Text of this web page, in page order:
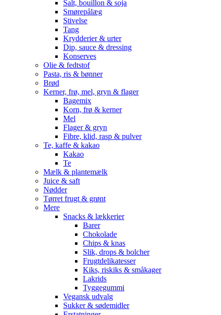
Salt, bouillon & soja
Smørepålæg
Stivelse
Tang
Krydderier & urter
Dip, sauce & dressing
Konserves
Olie & fedtstof
Pasta, ris & bønner
Brød
Kerner, frø, mel, gryn & flager
Bagemix
Korn, frø & kerner
Mel
Flager & gryn
Fibre, klid, rasp & pulver
Te, kaffe & kakao
Kakao
Te
Mælk & plantemælk
Juice & saft
Nødder
Tørret frugt & grønt
Mere
Snacks & lækkerier
Barer
Chokolade
Chips & knas
Slik, drops & bolcher
Frugtdelikatesser
Kiks, riskiks & småkager
Lakrids
Tyggegummi
Vegansk udvalg
Sukker & sødemidler